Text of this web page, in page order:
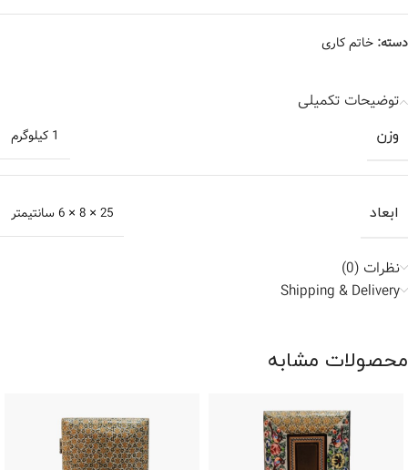
دسته: خاتم کاری
توضیحات تکمیلی
وزن 1 کیلوگرم
ابعاد 25 × 8 × 6 سانتیمتر
نظرات (0)
Shipping & Delivery
محصولات مشابه